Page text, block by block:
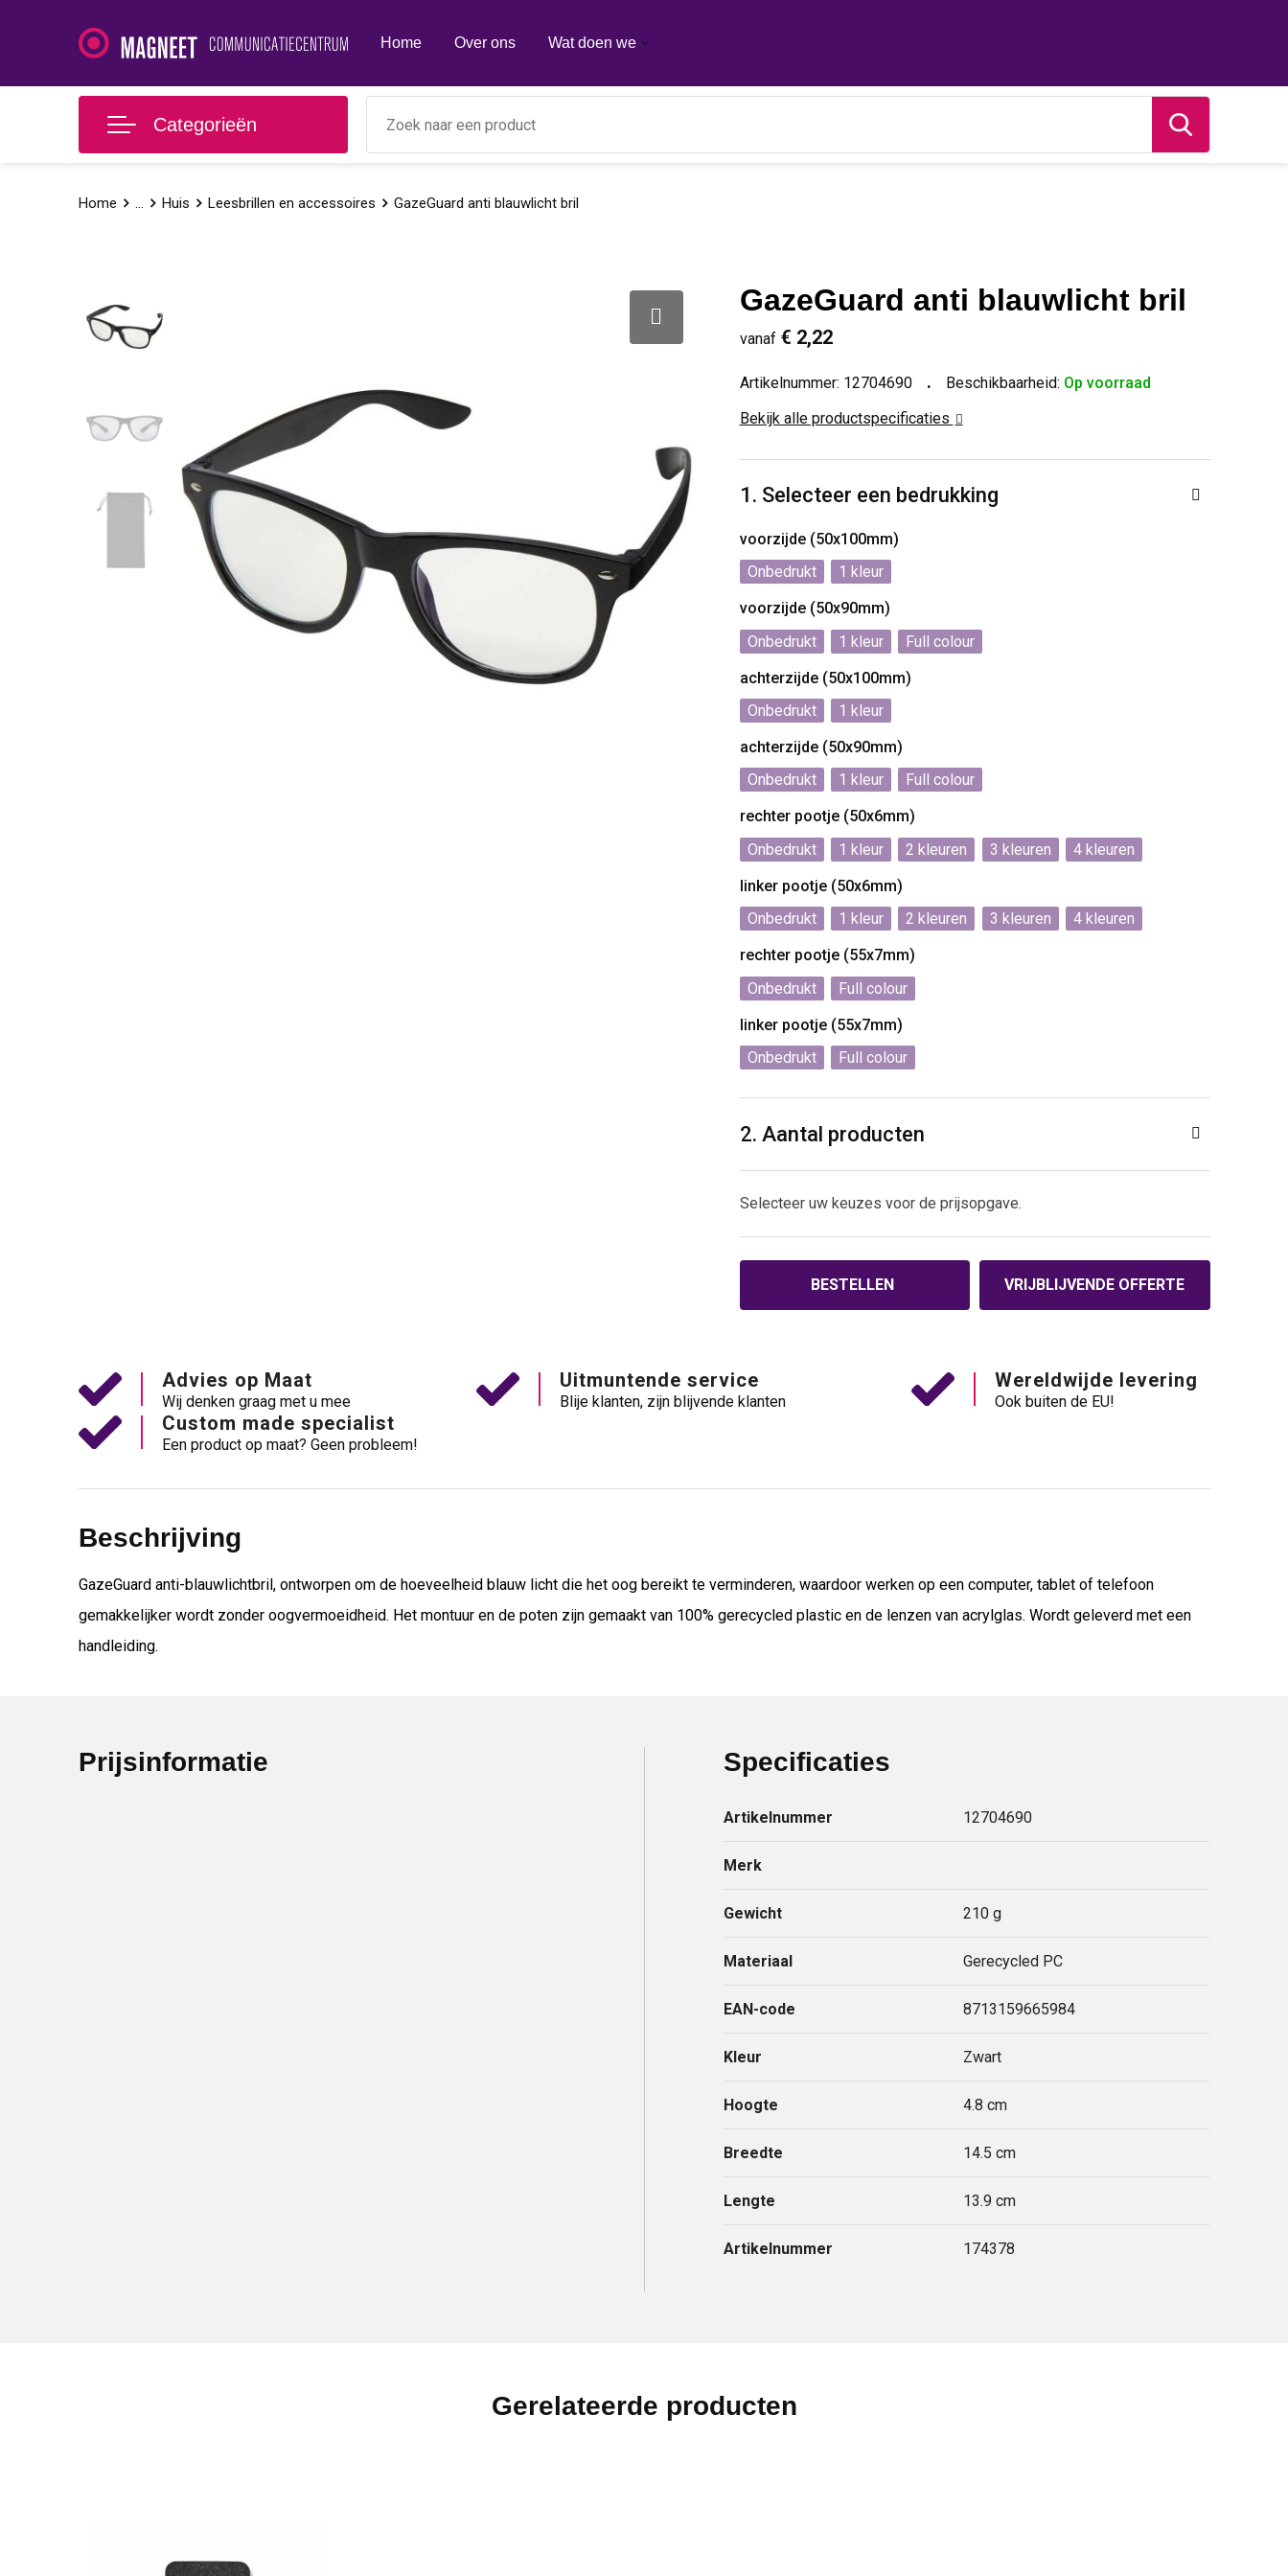
Home Over ons Wat doen we
Categorieën
Home ... Huis Leesbrillen en accessoires GazeGuard anti blauwlicht bril
GazeGuard anti blauwlicht bril
vanaf € 2,22
Artikelnummer: 12704690 Beschikbaarheid: Op voorraad
Bekijk alle productspecificaties
1. Selecteer een bedrukking
voorzijde (50x100mm)
Onbedrukt
1
voorzijde (50x90mm)
Onbedrukt
1
Full colour
achterzijde (50x100mm)
Onbedrukt
1
achterzijde (50x90mm)
Onbedrukt
1
Full colour
rechter pootje (50x6mm)
Onbedrukt
1 2 3
4
linker pootje (50x6mm)
Onbedrukt
1 2 3
4
rechter pootje (55x7mm)
Onbedrukt
Full colour
linker pootje (55x7mm)
Onbedrukt
Full colour
2. Aantal producten
Selecteer uw keuzes voor de prijsopgave.
BESTELLEN VRIJBLIJVENDE OFFERTE
Advies op Maat
Wij denken graag met u mee
Uitmuntende service
Blije klanten, zijn blijvende klanten
Wereldwijde levering
Ook buiten de EU!
Custom made specialist
Een product op maat? Geen probleem!
Beschrijving
GazeGuard anti-blauwlichtbril, ontworpen om de hoeveelheid blauw licht die het oog bereikt te verminderen, waardoor werken op een computer, tablet of telefoon
gemakkelijker wordt zonder oogvermoeidheid. Het montuur en de poten zijn gemaakt van 100% gerecycled plastic en de lenzen van acrylglas. Wordt geleverd met een
handleiding.
Prijsinformatie Specificaties
Artikelnummer 12704690
Merk
Gewicht 210 g
Materiaal Gerecycled PC
EAN-code 8713159665984
Kleur Zwart
Hoogte 4.8 cm
Breedte 14.5 cm
Lengte 13.9 cm
Artikelnummer 174378
Gerelateerde producten